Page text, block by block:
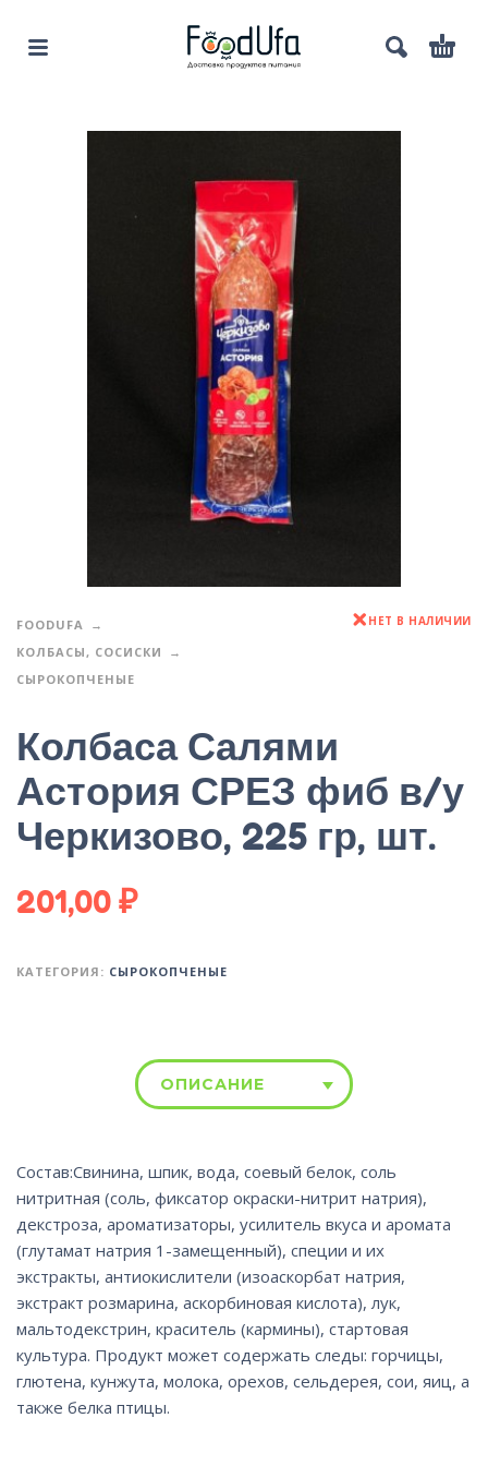
FOODUFA
КОЛБАСЫ, СОСИСКИ
СЫРОКОПЧЕНЫЕ
НЕТ В НАЛИЧИИ
Колбаса Салями
Астория СРЕЗ фиб в/у
Черкизово, 225 гр, шт.
201,00₽
КАТЕГОРИЯ: СЫРОКОПЧЕНЫЕ
ОПИСАНИЕ
Состав:Свинина, шпик, вода, соевый белок, соль
нитритная (соль, фиксатор окраски-нитрит натрия),
декстроза, ароматизаторы, усилитель вкуса и аромата
(глутамат натрия 1-замещенный), специи и их
экстракты, антиокислители (изоаскорбат натрия,
экстракт розмарина, аскорбиновая кислота), лук,
мальтодекстрин, краситель (кармины), стартовая
культура. Продукт может содержать следы: горчицы,
глютена, кунжута, молока, орехов, сельдерея, сои, яиц, а
также белка птицы.